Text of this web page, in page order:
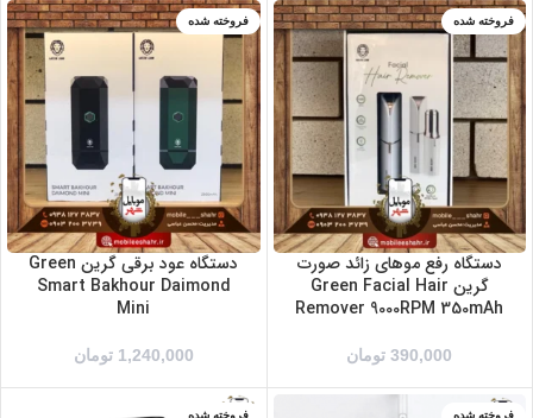
فروخته شده
دستگاه رفع موهای زائد صورت
گرین Green Facial Hair
Remover 9000RPM 350mAh
390,000 تومان
فروخته شده
مشکی
دستگاه عود برقی گرین Green
Smart Bakhour Daimond
Mini
1,240,000 تومان
فروخته شده
فروخته شده